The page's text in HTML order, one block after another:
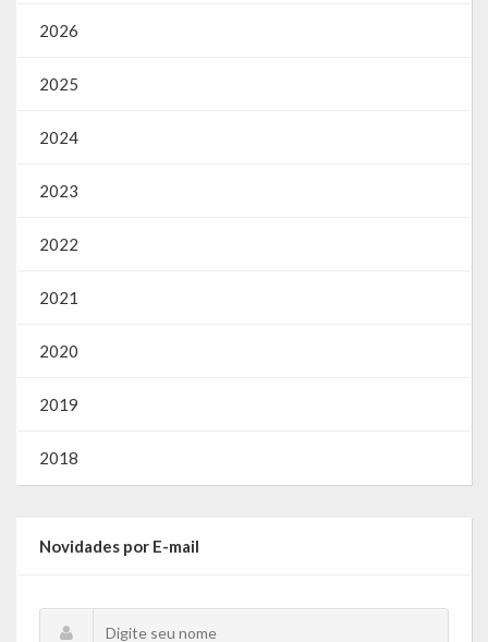
2026
2025
2024
2023
2022
2021
2020
2019
2018
Novidades por E-mail